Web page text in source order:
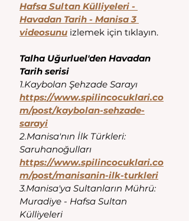
Hafsa Sultan Külliyeleri -
Havadan Tarih - Manisa 3
videosunu izlemek için tıklayın.
Talha Uğurluel'den Havadan
Tarih serisi
1.Kaybolan Şehzade Sarayı
https://www.spilincocuklari.co
m/post/kaybolan-sehzade-
sarayi
2.Manisa'nın İlk Türkleri:
Saruhanoğulları
https://www.spilincocuklari.co
m/post/manisanin-ilk-turkleri
3.Manisa'ya Sultanların Mührü:
Muradiye - Hafsa Sultan
Külliyeleri